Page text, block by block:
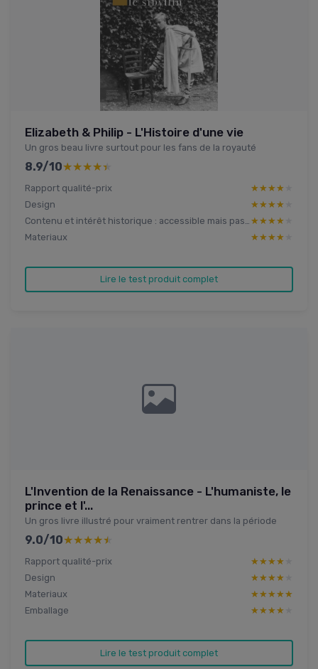
Elizabeth & Philip - L'Histoire d'une vie
Un gros beau livre surtout pour les fans de la royauté
8.9/10★★★★★
★★★★★
Rapport qualité-prix ★★★★★
★★★★★
Design
★★★★★
★★★★★
★★★★★
★★★★★
Materiaux
★★★★★
★★★★★
Lire le test produit complet
L'Invention de la Renaissance - L'humaniste, le
prince et l'...
Un gros livre illustré pour vraiment rentrer dans la période
9.0/10★★★★★
★★★★★
Rapport qualité-prix ★★★★★
★★★★★
Design
★★★★★
★★★★★
Materiaux
★★★★★
★★★★★
Emballage
★★★★★
★★★★★
Lire le test produit complet